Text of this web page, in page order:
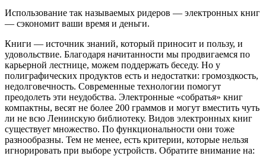
Использование так называемых ридеров — электронных книг
— сэкономит ваши время и деньги.
Книги — источник знаний, который приносит и пользу, и
удовольствие. Благодаря начитанности мы продвигаемся по
карьерной лестнице, можем поддержать беседу. Но у
полиграфических продуктов есть и недостатки: громоздкость,
недолговечность. Современные технологии помогут
преодолеть эти неудобства. Электронные «собратья» книг
компактны, весят не более 200 граммов и могут вместить чуть
ли не всю Ленинскую библиотеку. Видов электронных книг
существует множество. По функциональности они тоже
разнообразны. Тем не менее, есть критерии, которые нельзя
игнорировать при выборе устройств. Обратите внимание на: